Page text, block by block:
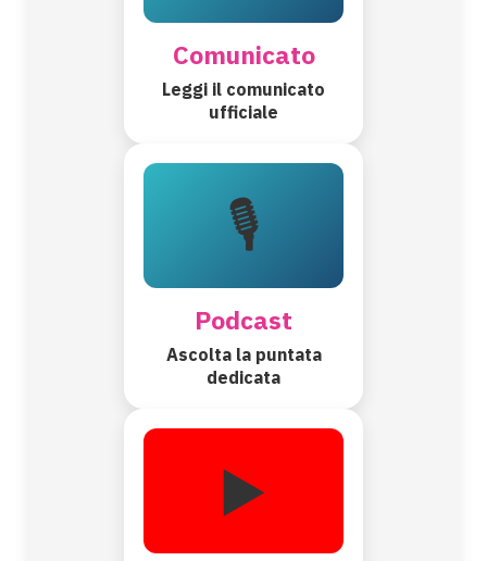
Comunicato
Leggi il comunicato
ufficiale
🎙️
Podcast
Ascolta la puntata
dedicata
▶️